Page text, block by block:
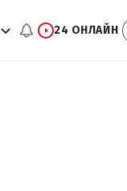
24 ОНЛАЙН